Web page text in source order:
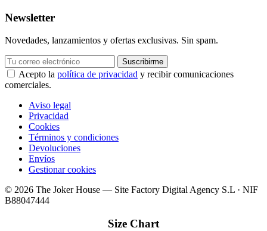
Newsletter
Novedades, lanzamientos y ofertas exclusivas. Sin spam.
Suscribirme
Acepto la política de privacidad y recibir comunicaciones
comerciales.
Aviso legal
Privacidad
Cookies
Términos y condiciones
Devoluciones
Envíos
Gestionar cookies
© 2026 The Joker House — Site Factory Digital Agency S.L · NIF
B88047444
Size Chart